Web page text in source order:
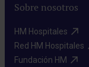
Sobre nosotros
HM Hospitales​
Red HM Hospitales​
Fundación HM​